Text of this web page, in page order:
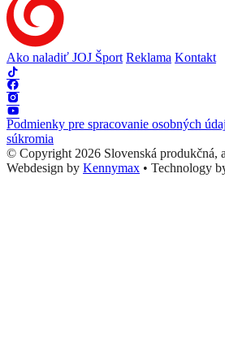
Ako naladiť JOJ Šport Reklama Kontakt
Podmienky pre spracovanie osobných
súkromia
© Copyright 2026 Slovenská produkčná,
Webdesign by Kennymax • Technology